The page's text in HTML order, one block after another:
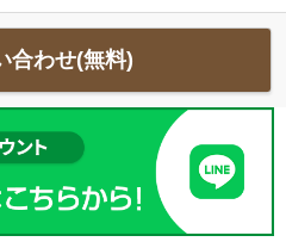
合わせ(無料)